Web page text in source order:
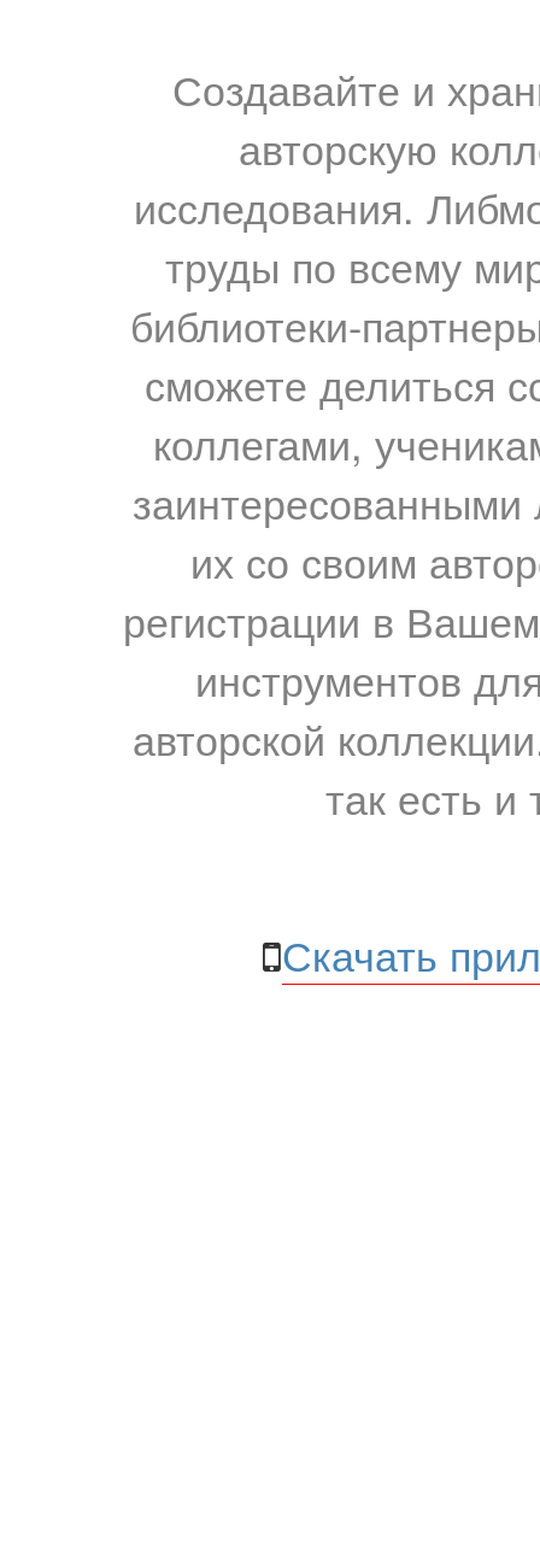
Создавайте и
авторскую
исследования.
труды по всему
библиотеки-
сможете делиться
коллегами,
их со своим
регистрации в
инструментов
авторской
так есть и
Скачать